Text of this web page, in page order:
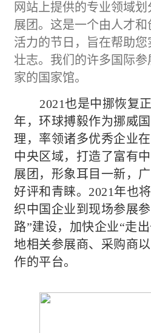
网站上提供的专业领域
展团。这是一个由人才
活力的节日，旨在帮助
壮志。我们的许多国际
家的国家馆。
2021也是中挪恢复
年 ，环球搏毅作为挪威
理， 率领诸多优秀企业
中央区域，打造了富有
展团，形象耳目一新，
好评和青睐。2021年也
织中国企业到现场参展
路”建设，加快企业“走
地相关参展商、采购商
作的平台。